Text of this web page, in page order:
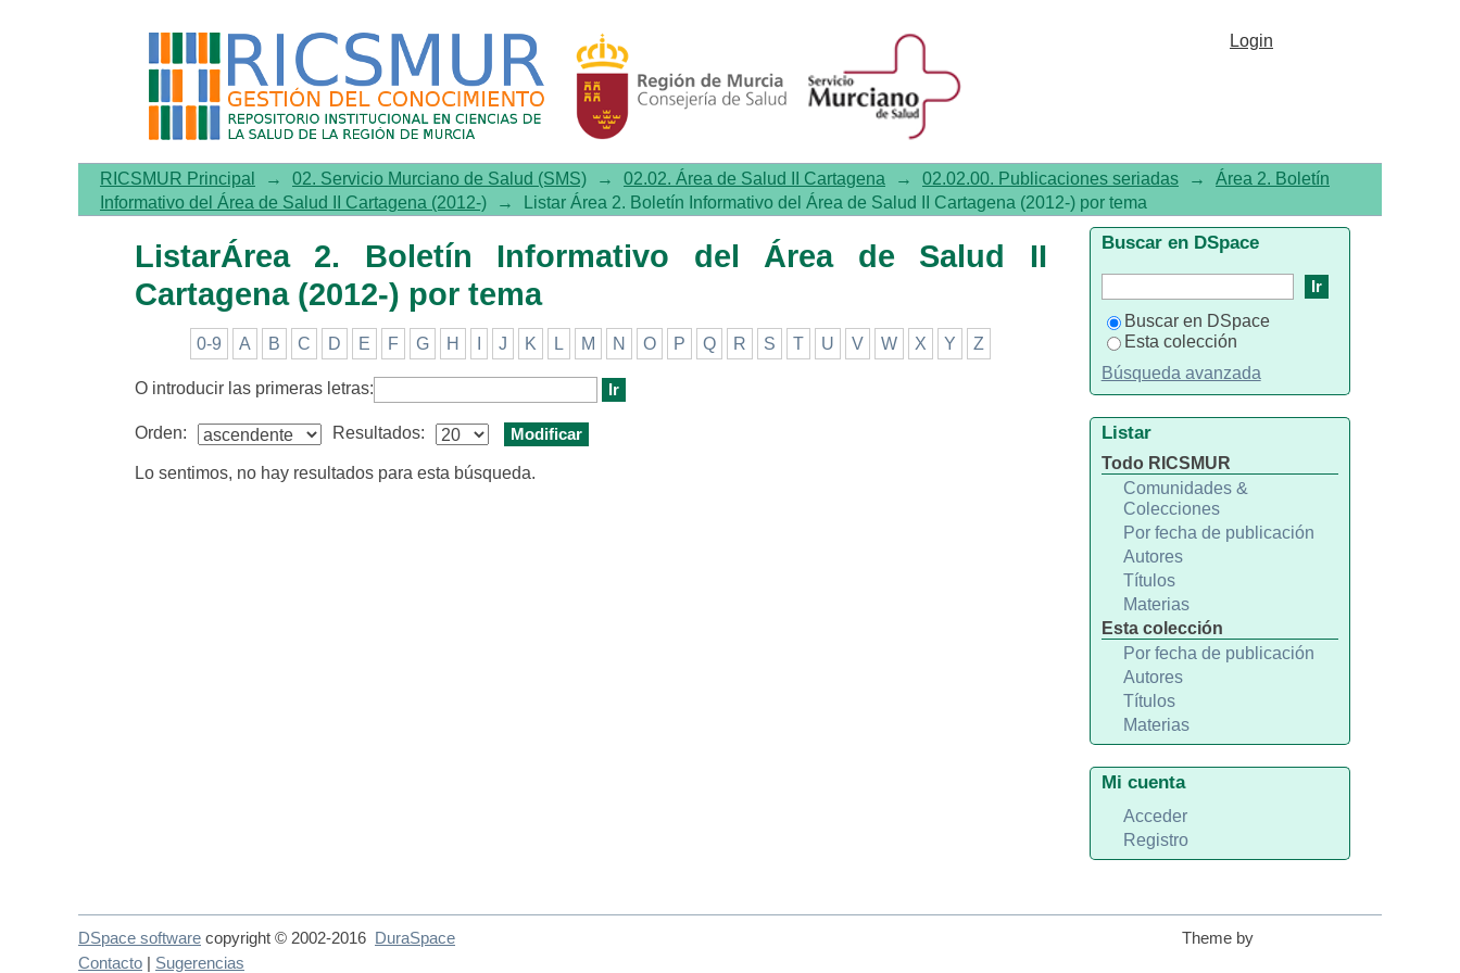
ListarÁrea 2. Boletín Informativo del Área de Salud II Cartagena (2012-) por tema
Login
RICSMUR Principal → 02. Servicio Murciano de Salud (SMS) → 02.02. Área de Salud II Cartagena → 02.02.00. Publicaciones seriadas →
Área 2. Boletín
Informativo del Área de Salud II Cartagena (2012-)
→ Listar Área 2. Boletín Informativo del Área de Salud II Cartagena (2012-) por tema
ListarÁrea 2. Boletín Informativo del Área de Salud II
Cartagena (2012-) por tema
0-9 A B C D E F G H J K L M N O P Q R S T U V W X Y Z
O introducir las primeras letras:
Orden: Resultados:
Lo sentimos, no hay resultados para esta búsqueda.
Buscar en DSpace
Buscar en DSpace
Esta colección
Búsqueda avanzada
Listar
Todo RICSMUR
Comunidades &
Colecciones
Por fecha de publicación
Autores
Títulos
Materias
Esta colección
Por fecha de publicación
Autores
Títulos
Materias
Mi cuenta
Acceder
Registro
DSpace software copyright © 2002-2016 DuraSpace
Theme by
Contacto
Sugerencias